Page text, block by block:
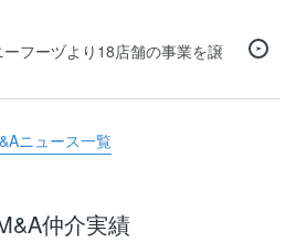
フーヅより18店舗の事業を譲
ニュース一覧
仲介実績